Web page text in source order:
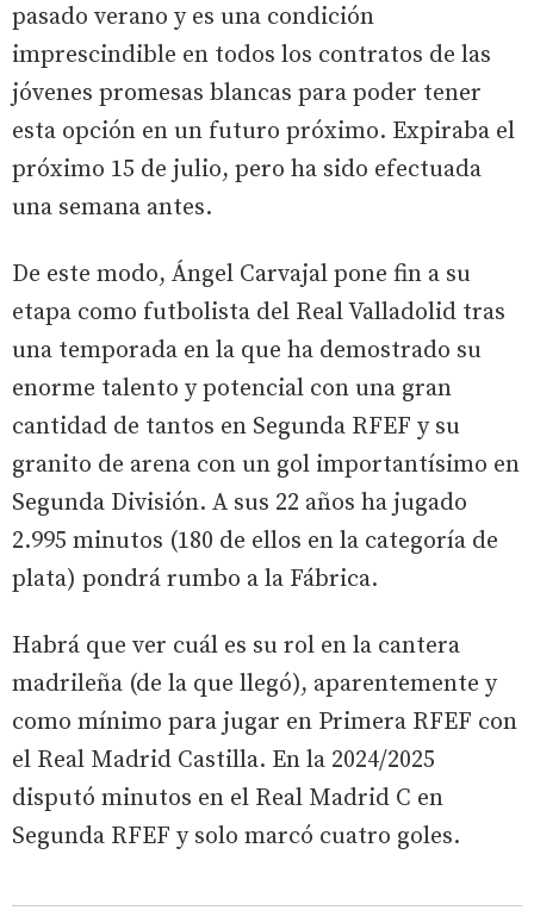
pasado verano y es una condición
imprescindible en todos los contratos de las
jóvenes promesas blancas para poder tener
esta opción en un futuro próximo. Expiraba el
próximo 15 de julio, pero ha sido efectuada
una semana antes.
De este modo, Ángel Carvajal pone fin a su
etapa como futbolista del Real Valladolid tras
una temporada en la que ha demostrado su
enorme talento y potencial con una gran
cantidad de tantos en Segunda RFEF y su
granito de arena con un gol importantísimo en
Segunda División. A sus 22 años ha jugado
2.995 minutos (180 de ellos en la categoría de
plata) pondrá rumbo a la Fábrica.
Habrá que ver cuál es su rol en la cantera
madrileña (de la que llegó), aparentemente y
como mínimo para jugar en Primera RFEF con
el Real Madrid Castilla. En la 2024/2025
disputó minutos en el Real Madrid C en
Segunda RFEF y solo marcó cuatro goles.